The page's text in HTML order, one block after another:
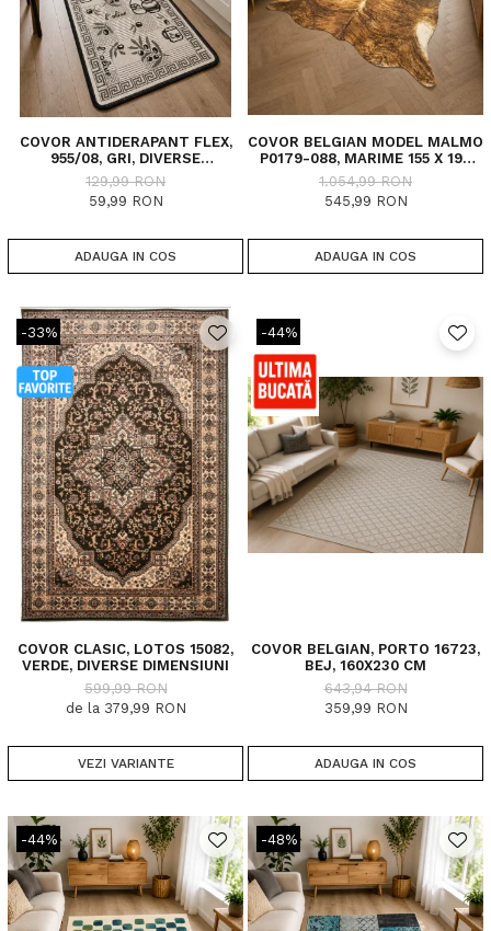
COVOR ANTIDERAPANT FLEX,
955/08, GRI, DIVERSE
DIMENSIUNI
129,99 RON
59,99 RON
ADAUGA IN COS
COVOR BELGIAN MODEL MALMO
P0179-088, MARIME 155 X 190
CM, INALTIME FIR 4 MM
1.054,99 RON
545,99 RON
ADAUGA IN COS
-33%
COVOR CLASIC, LOTOS 15082,
VERDE, DIVERSE DIMENSIUNI
599,99 RON
de la 379,99 RON
VEZI VARIANTE
-44%
COVOR BELGIAN, PORTO 16723,
BEJ, 160X230 CM
643,94 RON
359,99 RON
ADAUGA IN COS
-44% -48%